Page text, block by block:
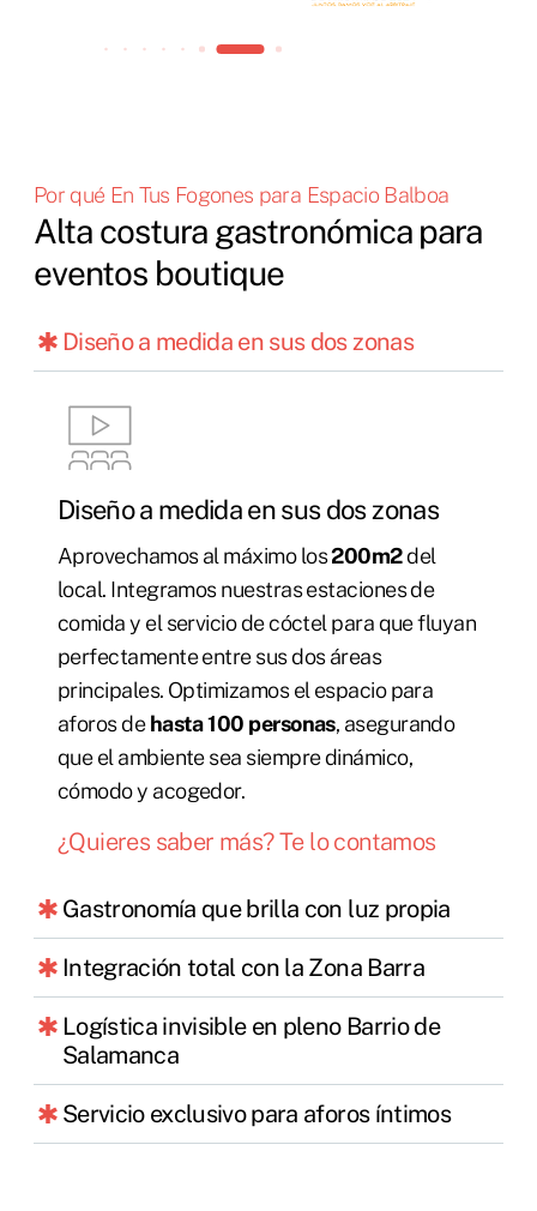
Por qué En Tus Fogones para Espacio Balboa
Alta costura gastronómica para
eventos boutique
Diseño a medida en sus dos zonas
Diseño a medida en sus dos zonas
Aprovechamos al máximo los200m2del
local. Integramos nuestras estaciones de
comida y el servicio de cóctel para que fluyan
perfectamente entre sus dos áreas
principales. Optimizamos el espacio para
aforos dehasta 100 personas, asegurando
que el ambiente sea siempre dinámico,
cómodo y acogedor.
¿Quieres saber más? Te lo contamos
Gastronomía que brilla con luz propia
Integración total con la Zona Barra
Logística invisible en pleno Barrio de
Salamanca
Servicio exclusivo para aforos íntimos